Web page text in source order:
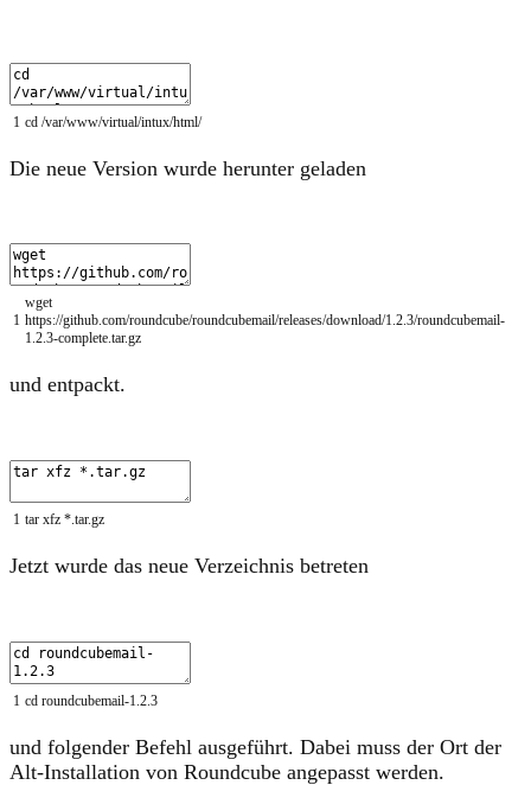
1 cd /var/www/virtual/intux/html/
Die neue Version wurde herunter geladen
1
wget
https://github.com/roundcube/roundcubemail/releases/download/1.2.3/roundcubemail-
1.2.3-complete.tar.gz
und entpackt.
1 tar xfz *.tar.gz
Jetzt wurde das neue Verzeichnis betreten
1 cd roundcubemail-1.2.3
und folgender Befehl ausgeführt. Dabei muss der Ort der
Alt-Installation von Roundcube angepasst werden.